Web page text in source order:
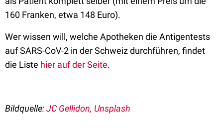
160 Franken, etwa 148 Euro).
Wer wissen will, welche Apotheken die Antigentests
auf SARS-CoV-2 in der Schweiz durchführen, findet
die Liste hier auf der Seite.
Bildquelle:JC Gellidon, Unsplash